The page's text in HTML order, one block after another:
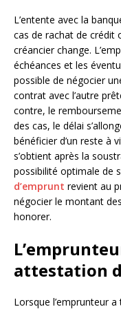
L’entente avec la
cas de rachat de crédit
créancier change.
échéances et les
possible de négocier
contrat avec l’autre
contre, le
des cas, le délai
bénéficier d’un reste à
s’obtient après la
possibilité optimale de
d’emprunt revient au
négocier le montant
honorer.
attestation
Lorsque l’emprunteur